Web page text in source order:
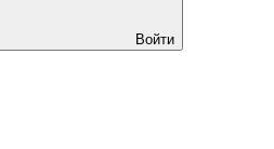
Войти